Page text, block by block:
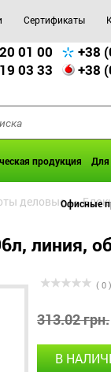
Сертификаты
01 00
+38
03 33
+38
продукция Для
Офисные
деловые >>
линия,
( 0 )
313.02 грн.
В